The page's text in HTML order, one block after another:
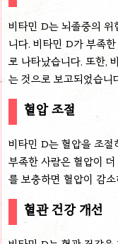
비타민 D는 뇌졸중의 위
니다. 비타민 D가 부족
로 나타났습니다. 또한,
는 것으로 보고되었습니
혈압 조절
비타민 D는 혈압을 조절
부족한 사람은 혈압이
를 보충하면 혈압이 감
혈관 건강 개선